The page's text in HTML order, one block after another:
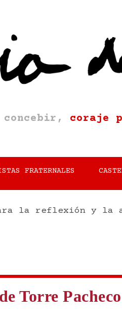
coraje
FRATERNALES
la reflexión y la
Torre